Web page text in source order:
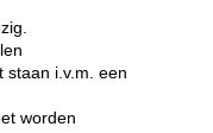
staan i.v.m. een
worden